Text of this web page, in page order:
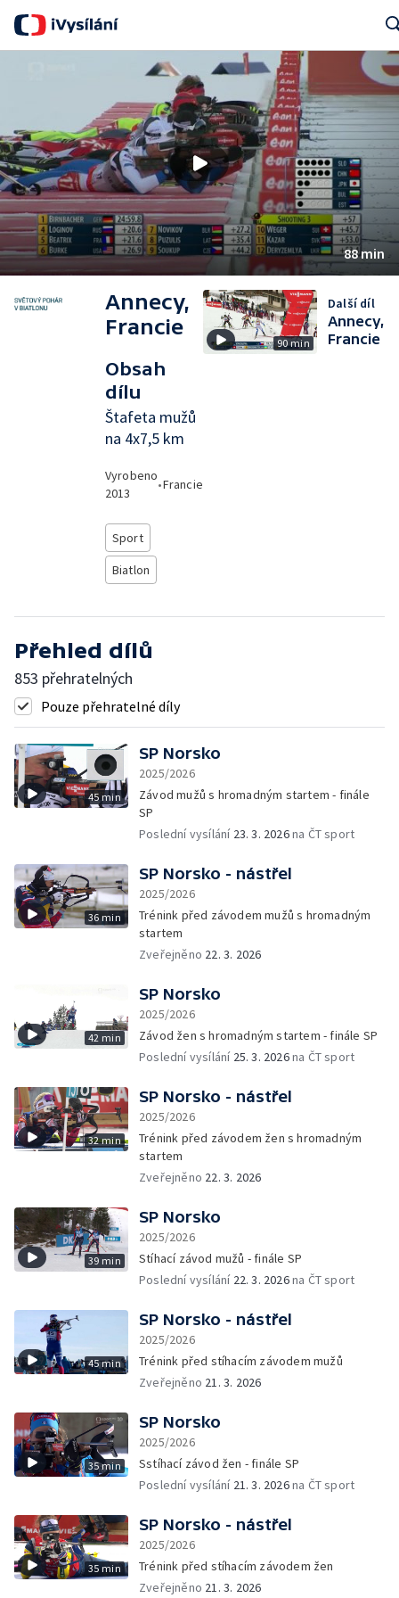
88 min
Annecy,
Francie
Obsah
dílu
Štafeta mužů
na 4x7,5 km
Vyrobeno
2013
•Francie
Sport
Biatlon
90 min
Další díl
Annecy,
Francie
Přehled dílů
853 přehratelných
Pouze přehratelné díly
45 min
SP Norsko
2025/2026
Závod mužů s hromadným startem - finále
SP
Poslední vysílání 23. 3. 2026na ČT sport
36 min
SP Norsko - nástřel
2025/2026
Trénink před závodem mužů s hromadným
startem
Zveřejněno 22. 3. 2026
42 min
SP Norsko
2025/2026
Závod žen s hromadným startem - finále SP
Poslední vysílání 25. 3. 2026na ČT sport
32 min
SP Norsko - nástřel
2025/2026
Trénink před závodem žen s hromadným
startem
Zveřejněno 22. 3. 2026
39 min
SP Norsko
2025/2026
Stíhací závod mužů - finále SP
Poslední vysílání 22. 3. 2026na ČT sport
45 min
SP Norsko - nástřel
2025/2026
Trénink před stíhacím závodem mužů
Zveřejněno 21. 3. 2026
35 min
SP Norsko
2025/2026
Sstíhací závod žen - finále SP
Poslední vysílání 21. 3. 2026na ČT sport
35 min
SP Norsko - nástřel
2025/2026
Trénink před stíhacím závodem žen
Zveřejněno 21. 3. 2026